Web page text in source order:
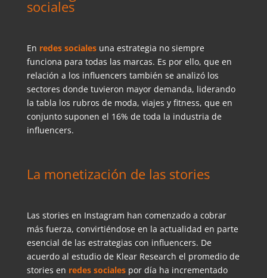
sociales
En redes socialesuna estrategia no siempre
funciona para todas las marcas. Es por ello, que en
relación a los influencers también se analizó los
sectores donde tuvieron mayor demanda, liderando
la tabla los rubros de moda, viajes y fitness, que en
conjunto suponen el 16% de toda la industria de
influencers.
La monetización de las stories
Las stories en Instagram han comenzado a cobrar
más fuerza, convirtiéndose en la actualidad en parte
esencial de las estrategias con influencers. De
acuerdo al estudio de Klear Research el promedio de
stories en redes socialespor día ha incrementado